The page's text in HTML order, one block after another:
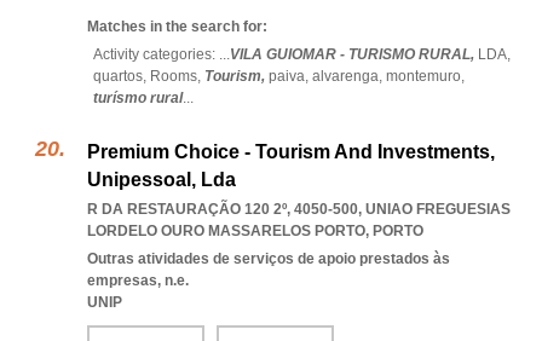
Matches in the search for:
Activity categories: ...VILA GUIOMAR - TURISMO RURAL, LDA,
quartos, Rooms, Tourism, paiva, alvarenga, montemuro,
turísmo rural...
Premium Choice - Tourism And Investments,
Unipessoal, Lda
R DA RESTAURAÇÃO 120 2º, 4050-500, UNIAO FREGUESIAS
LORDELO OURO MASSARELOS PORTO, PORTO
Outras atividades de serviços de apoio prestados às
empresas, n.e.
UNIP